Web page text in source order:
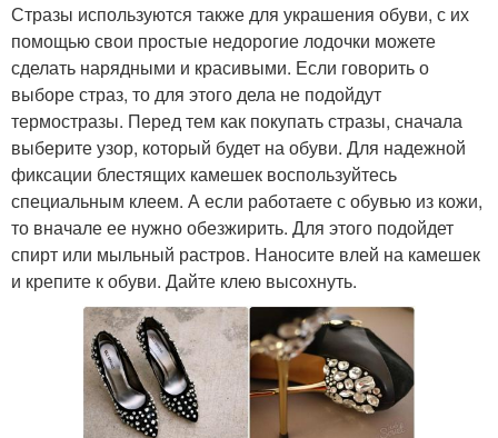
Стразы используются также для украшения обуви, с их
помощью свои простые недорогие лодочки можете
сделать нарядными и красивыми. Если говорить о
выборе страз, то для этого дела не подойдут
термостразы. Перед тем как покупать стразы, сначала
выберите узор, который будет на обуви. Для надежной
фиксации блестящих камешек воспользуйтесь
специальным клеем. А если работаете с обувью из кожи,
то вначале ее нужно обезжирить. Для этого подойдет
спирт или мыльный растров. Наносите влей на камешек
и крепите к обуви. Дайте клею высохнуть.